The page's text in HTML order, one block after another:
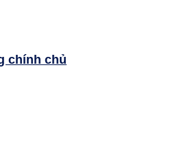
chính chủ